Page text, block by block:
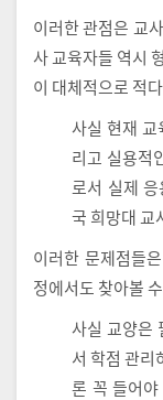
이러한 관점은 교
사 교육자들 역시
이 대체적으로 적
사실 현재 교
리고 실용적
로서 실제
국 희망대 교
이러한 문제점들
정에서도 찾아볼
사실 교양은
서 학점 관리
론 꼭 들어